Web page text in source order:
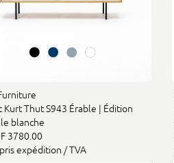
Kurt Thut S943 Érable | Édition
blanche
3780.00
expédition / TVA